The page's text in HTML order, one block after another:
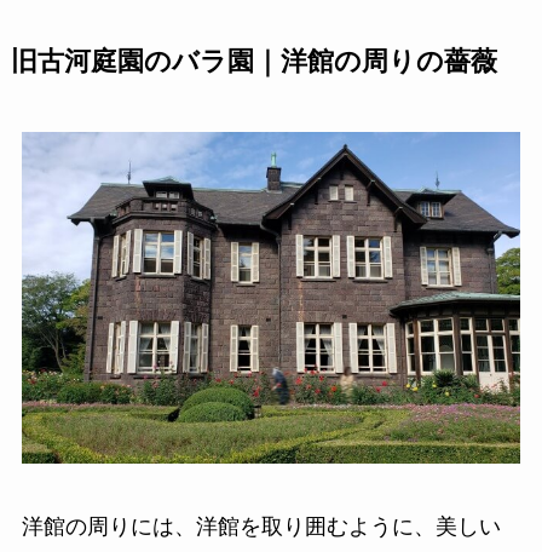
旧古河庭園のバラ園｜洋館の周りの薔薇
洋館の周りには、洋館を取り囲むように、美しい